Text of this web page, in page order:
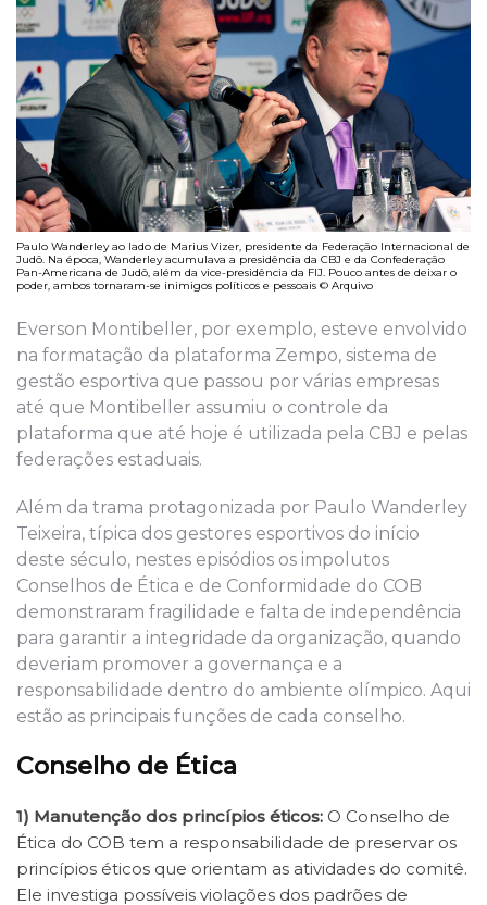
Paulo Wanderley ao lado de Marius Vizer, presidente da Federação Internacional de
Judô. Na época, Wanderley acumulava a presidência da CBJ e da Confederação
Pan-Americana de Judô, além da vice-presidência da FIJ. Pouco antes de deixar o
poder, ambos tornaram-se inimigos políticos e pessoais © Arquivo
Everson Montibeller, por exemplo, esteve envolvido
na formatação da plataforma Zempo, sistema de
gestão esportiva que passou por várias empresas
até que Montibeller assumiu o controle da
plataforma que até hoje é utilizada pela CBJ e pelas
federações estaduais.
Além da trama protagonizada por Paulo Wanderley
Teixeira, típica dos gestores esportivos do início
deste século, nestes episódios os impolutos
Conselhos de Ética e de Conformidade do COB
demonstraram fragilidade e falta de independência
para garantir a integridade da organização, quando
deveriam promover a governança e a
responsabilidade dentro do ambiente olímpico. Aqui
estão as principais funções de cada conselho.
Conselho de Ética
1) Manutenção dos princípios éticos: O Conselho de
Ética do COB tem a responsabilidade de preservar os
princípios éticos que orientam as atividades do comitê.
Ele investiga possíveis violações dos padrões de